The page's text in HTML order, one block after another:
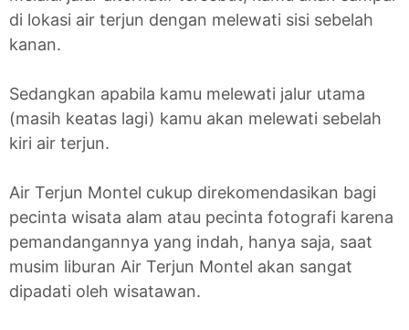
di lokasi air terjun dengan melewati sisi sebelah
kanan.
Sedangkan apabila kamu melewati jalur utama
(masih keatas lagi) kamu akan melewati sebelah
kiri air terjun.
Air Terjun Montel cukup direkomendasikan bagi
pecinta wisata alam atau pecinta fotografi karena
pemandangannya yang indah, hanya saja, saat
musim liburan Air Terjun Montel akan sangat
dipadati oleh wisatawan.